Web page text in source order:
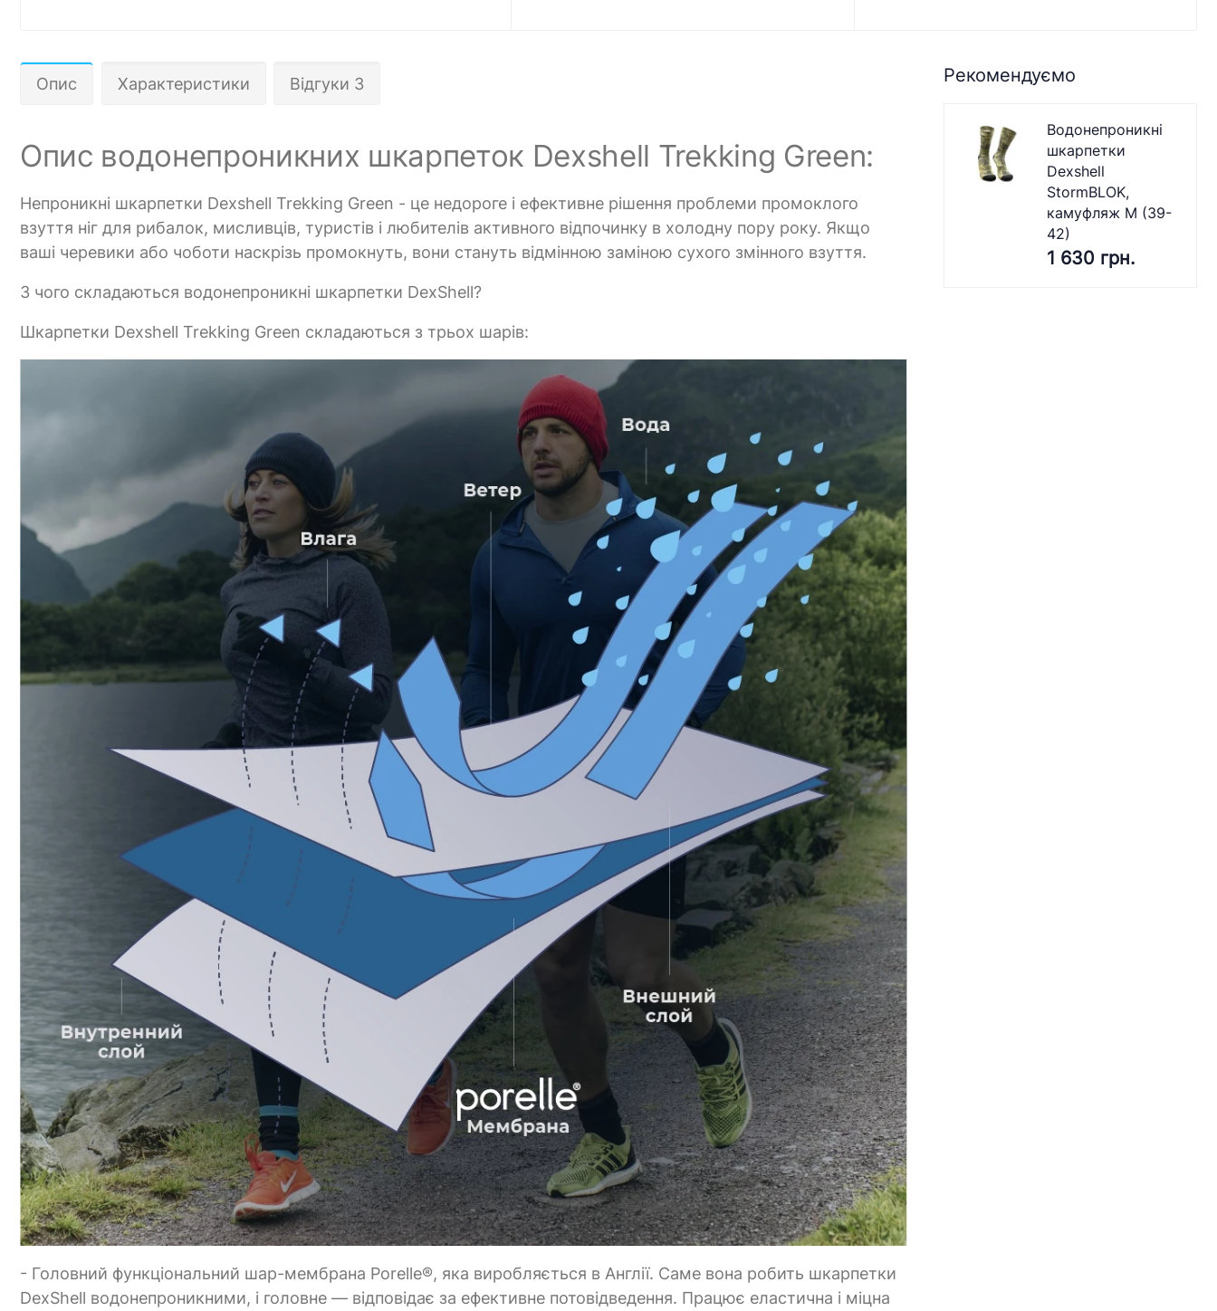
Опис Характеристики Відгуки 3
Опис водонепроникних шкарпеток Dexshell Trekking Green:
Непроникні шкарпетки Dexshell Trekking Green - це недороге і ефективне рішення проблеми промоклого
взуття ніг для рибалок, мисливців, туристів і любителів активного відпочинку в холодну пору року. Якщо
ваші черевики або чоботи наскрізь промокнуть, вони стануть відмінною заміною сухого змінного взуття.
З чого складаються водонепроникні шкарпетки DexShell?
Шкарпетки Dexshell Trekking Green складаються з трьох шарів:
- Головний функціональний шар-мембрана Porelle®, яка виробляється в Англії. Саме вона робить шкарпетки
DexShell водонепроникними, і головне — відповідає за ефективне потовідведення. Працює еластична і міцна
Рекомендуємо
Водонепроникні
шкарпетки
Dexshell
StormBLOK,
камуфляж M (39-
42)
1 630 грн.